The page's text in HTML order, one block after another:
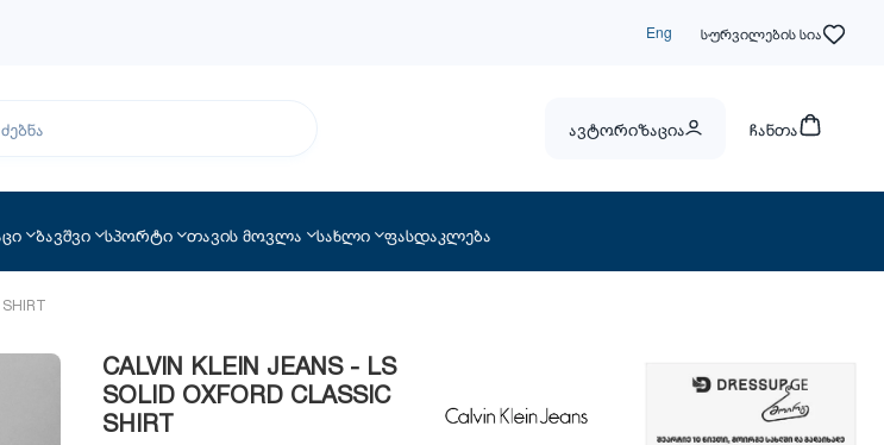
Eng სურვილების სია
ავტორიზაცია ჩანთა
ბავშვი სპორტი თავის მოვლა სახლი ფასდაკლება
CALVIN KLEIN JEANS - LS
SOLID OXFORD CLASSIC
SHIRT